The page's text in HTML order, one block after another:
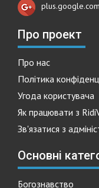
Про проект
Про нас
Політика
Угода користувача
Як працювати з
Зв'язатися з
Основні
Богознавство